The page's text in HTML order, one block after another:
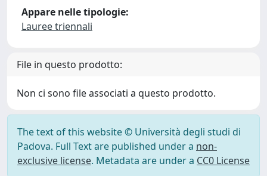
Appare nelle tipologie:
Lauree triennali
File in questo prodotto:
Non ci sono file associati a questo prodotto.
The text of this website © Università degli studi di
Padova. Full Text are published under a non-
exclusive license. Metadata are under a CC0 License